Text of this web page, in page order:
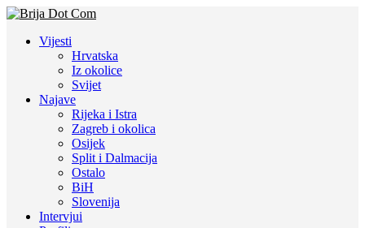
Vijesti
Hrvatska
Iz okolice
Svijet
Najave
Rijeka i Istra
Zagreb i okolica
Osijek
Split i Dalmacija
Ostalo
BiH
Slovenija
Intervjui